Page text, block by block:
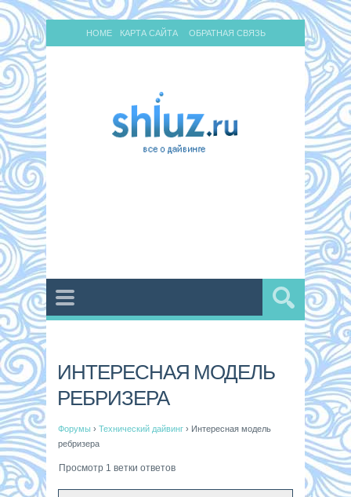
HOME КАРТА САЙТА ОБРАТНАЯ СВЯЗЬ
ИНТЕРЕСНАЯ МОДЕЛЬ
РЕБРИЗЕРА
Форумы › Технический дайвинг › Интересная модель
ребризера
Просмотр 1 ветки ответов